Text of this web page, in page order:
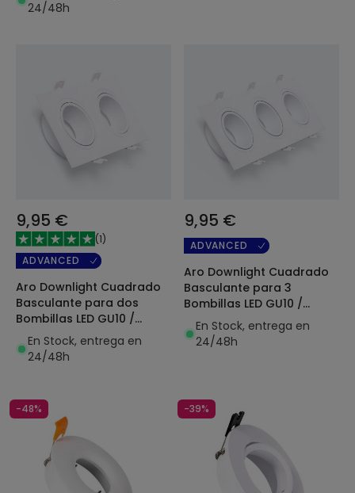
24/48h
9,95 €
(1)
ADVANCED
Aro Downlight Cuadrado
Basculante para dos
Bombillas LED GU10 /
GU5.3 Corte 75x155 mm
En Stock, entrega en
24/48h
9,95 €
ADVANCED
Aro Downlight Cuadrado
Basculante para 3
Bombillas LED GU10 /
GU5.3 Corte 235x75 mm
En Stock, entrega en
24/48h
-48% -39%